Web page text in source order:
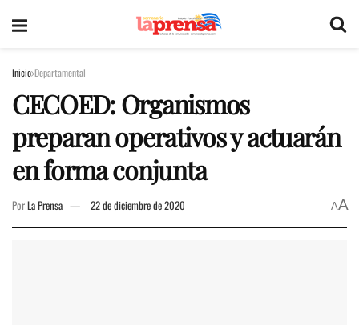
Inicio Departamental
CECOED: Organismos
preparan operativos y actuarán
en forma conjunta
PorLa Prensa 22 de diciembre de 2020 AA